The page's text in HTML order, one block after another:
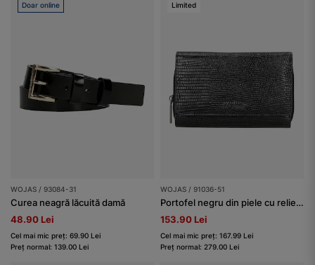
Doar online
WOJAS / 93084-31
Curea neagră lăcuită damă
48.90 Lei
Cel mai mic preț: 69.90 Lei
Preț normal: 139.00 Lei
Limited
WOJAS / 91036-51
Portofel negru din piele cu relief decorativ damă
153.90 Lei
Cel mai mic preț: 167.99 Lei
Preț normal: 279.00 Lei